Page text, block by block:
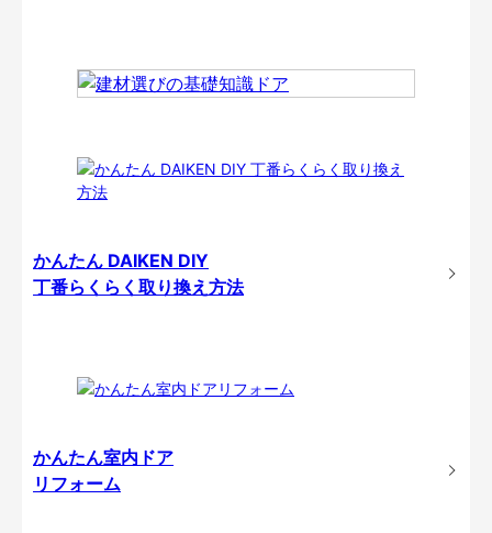
かんたん DAIKEN DIY
丁番らくらく取り換え方法
かんたん室内ドア
リフォーム